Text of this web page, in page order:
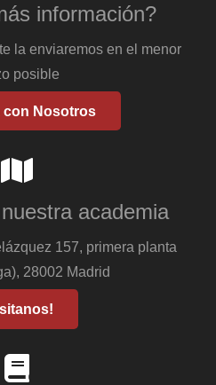
información?
la enviaremos en el menor
posible
con Nosotros
academia
157, primera planta
28002 Madrid